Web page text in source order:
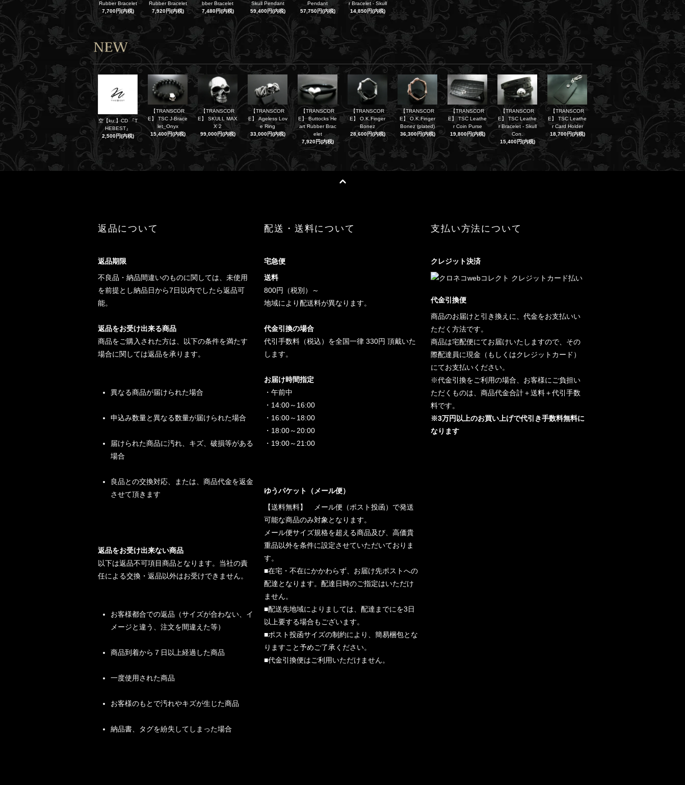
Rubber Bracelet
7,700円(内税)
Rubber Bracelet
7,920円(内税)
bber Bracelet
7,480円(内税)
Skull Pendant
59,400円(内税)
Pendant
57,750円(内税)
r Bracelet - Skull
14,850円(内税)
空【ku:】CD 『T
HEBEST』
2,500円(内税)
【TRANSCOR
E】 TSC J-Brace
let_Onyx
15,400円(内税)
【TRANSCOR
E】 SKULL MAX
X 2
99,000円(内税)
【TRANSCOR
E】 Ageless Lov
e Ring
33,000円(内税)
【TRANSCOR
E】 Buttocks He
art Rubber Brac
elet
7,920円(内税)
【TRANSCOR
E】 O.K.Finger
Bonez
28,600円(内税)
【TRANSCOR
E】 O.K.Finger
Bonez (plated)
36,300円(内税)
【TRANSCOR
E】 TSC Leathe
r Coin Purse
19,800円(内税)
【TRANSCOR
E】 TSC Leathe
r Bracelet - Skull
Con.
15,400円(内税)
【TRANSCOR
E】 TSC Leathe
r Card Holder
18,700円(内税)
返品について
返品期限
不良品・納品間違いのものに関しては、未使用
を前提とし納品日から7日以内でしたら返品可
能。
返品をお受け出来る商品
商品をご購入された方は、以下の条件を満たす
場合に関しては返品を承ります。
異なる商品が届けられた場合
申込み数量と異なる数量が届けられた場合
届けられた商品に汚れ、キズ、破損等がある
場合
良品との交換対応、または、商品代金を返金
させて頂きます
返品をお受け出来ない商品
以下は返品不可項目商品となります。当社の責
任による交換・返品以外はお受けできません。
お客様都合での返品（サイズが合わない、イ
メージと違う、注文を間違えた等）
商品到着から７日以上経過した商品
一度使用された商品
お客様のもとで汚れやキズが生じた商品
納品書、タグを紛失してしまった場合
配送・送料について
宅急便
送料
800円（税別）～
地域により配送料が異なります。
代金引換の場合
代引手数料（税込）を全国一律 330円 頂戴いた
します。
お届け時間指定
・午前中
・14:00～16:00
・16:00～18:00
・18:00～20:00
・19:00～21:00
ゆうパケット（メール便）
【送料無料】 メール便（ポスト投函）で発送
可能な商品のみ対象となります。
メール便サイズ規格を超える商品及び、高価貴
重品以外を条件に設定させていただいておりま
す。
■在宅・不在にかかわらず、お届け先ポストへの
配達となります。配達日時のご指定はいただけ
ません。
■配送先地域によりましては、配達までにを3日
以上要する場合もございます。
■ポスト投函サイズの制約により、簡易梱包とな
りますこと予めご了承ください。
■代金引換便はご利用いただけません。
支払い方法について
クレジット決済
代金引換便
商品のお届けと引き換えに、代金をお支払いい
ただく方法です。
商品は宅配便にてお届けいたしますので、その
際配達員に現金（もしくはクレジットカード）
にてお支払いください。
※代金引換をご利用の場合、お客様にご負担い
ただくものは、商品代金合計＋送料＋代引手数
料です。
※3万円以上のお買い上げで代引き手数料無料に
なります